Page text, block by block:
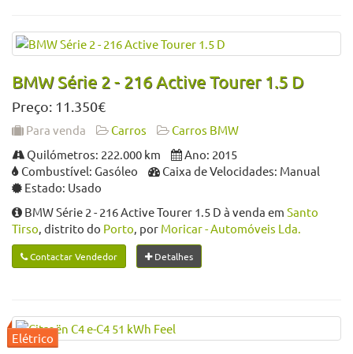
BMW Série 2 - 216 Active Tourer 1.5 D
Preço: 11.350€
Para venda Carros
Carros BMW
Quilómetros: 222.000 km
Ano: 2015
Combustível: Gasóleo
Caixa de Velocidades: Manual
Estado: Usado
BMW Série 2 - 216 Active Tourer 1.5 D à venda em Santo
Tirso, distrito do Porto, por Moricar - Automóveis Lda.
Contactar Vendedor Detalhes